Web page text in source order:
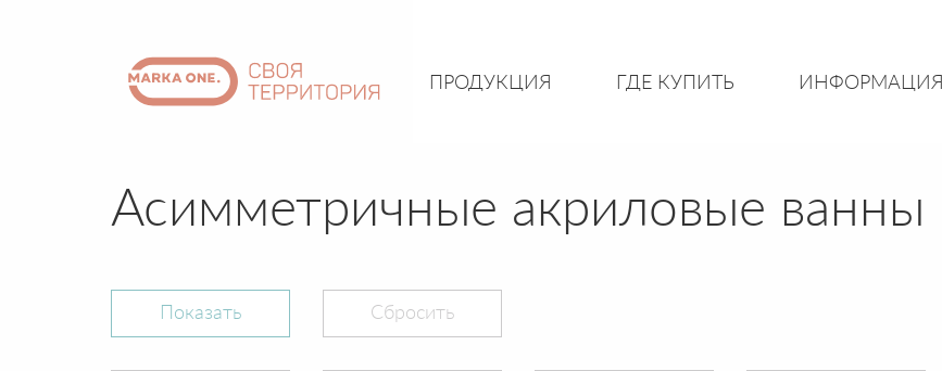
ПРОДУКЦИЯ ГДЕ КУПИТЬ ИНФОРМАЦИЯ
Асимметричные акриловые ванны